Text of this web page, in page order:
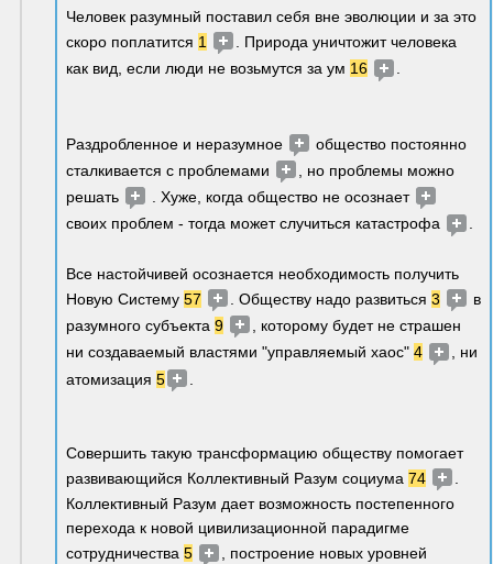
Человек разумный поставил себя вне эволюции и за это
скоро поплатится 1
. Природа уничтожит человека
как вид, если люди не возьмутся за ум 16 .
Раздробленное и неразумное
общество постоянно
сталкивается с проблемами
, но проблемы можно
решать
. Хуже, когда общество не осознает
своих проблем - тогда может случиться катастрофа .
Все настойчивей осознается необходимость получить
Новую Систему 57 . Обществу надо развиться 3
в
разумного субъекта 9
, которому будет не страшен
ни создаваемый властями "управляемый хаос" 4
, ни
атомизация 5
Совершить такую трансформацию обществу помогает
развивающийся Коллективный Разум социума 74
Коллективный Разум дает возможность постепенного
перехода к новой цивилизационной парадигме
сотрудничества 5
, построение новых уровней